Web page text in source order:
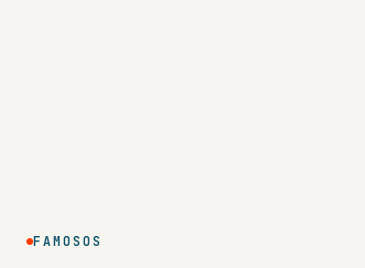
FAMOSOS